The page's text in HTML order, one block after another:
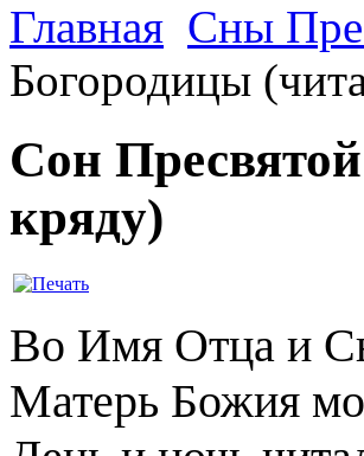
Главная Сны
Богородицы
Сон
кряду)
Во Имя Отца и
Матерь Божия